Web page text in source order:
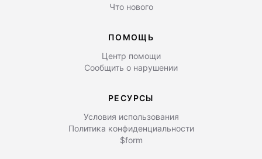
Что нового
ПОМОЩЬ
Центр помощи
Сообщить о нарушении
РЕСУРСЫ
Условия использования
Политика конфиденциальности
$form